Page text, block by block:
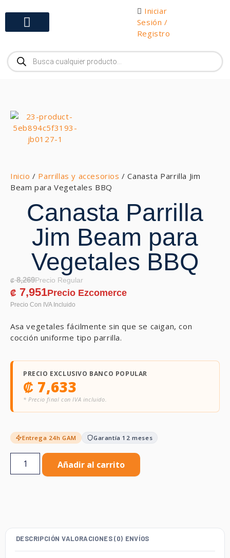
Iniciar
Sesión /
Registro
Inicio / Parrillas y accesorios / Canasta Parrilla Jim
Beam para Vegetales BBQ
Canasta Parrilla
Jim Beam para
Vegetales BBQ
₡8,269
₡ 7,951
Asa vegetales fácilmente sin que se caigan, con
cocción uniforme tipo parrilla.
PRECIO EXCLUSIVO BANCO POPULAR
₡ 7,633
* Precio final con IVA incluido.
Entrega 24h GAM Garantía 12 meses
Añadir al carrito
DESCRIPCIÓN VALORACIONES (0) ENVÍOS